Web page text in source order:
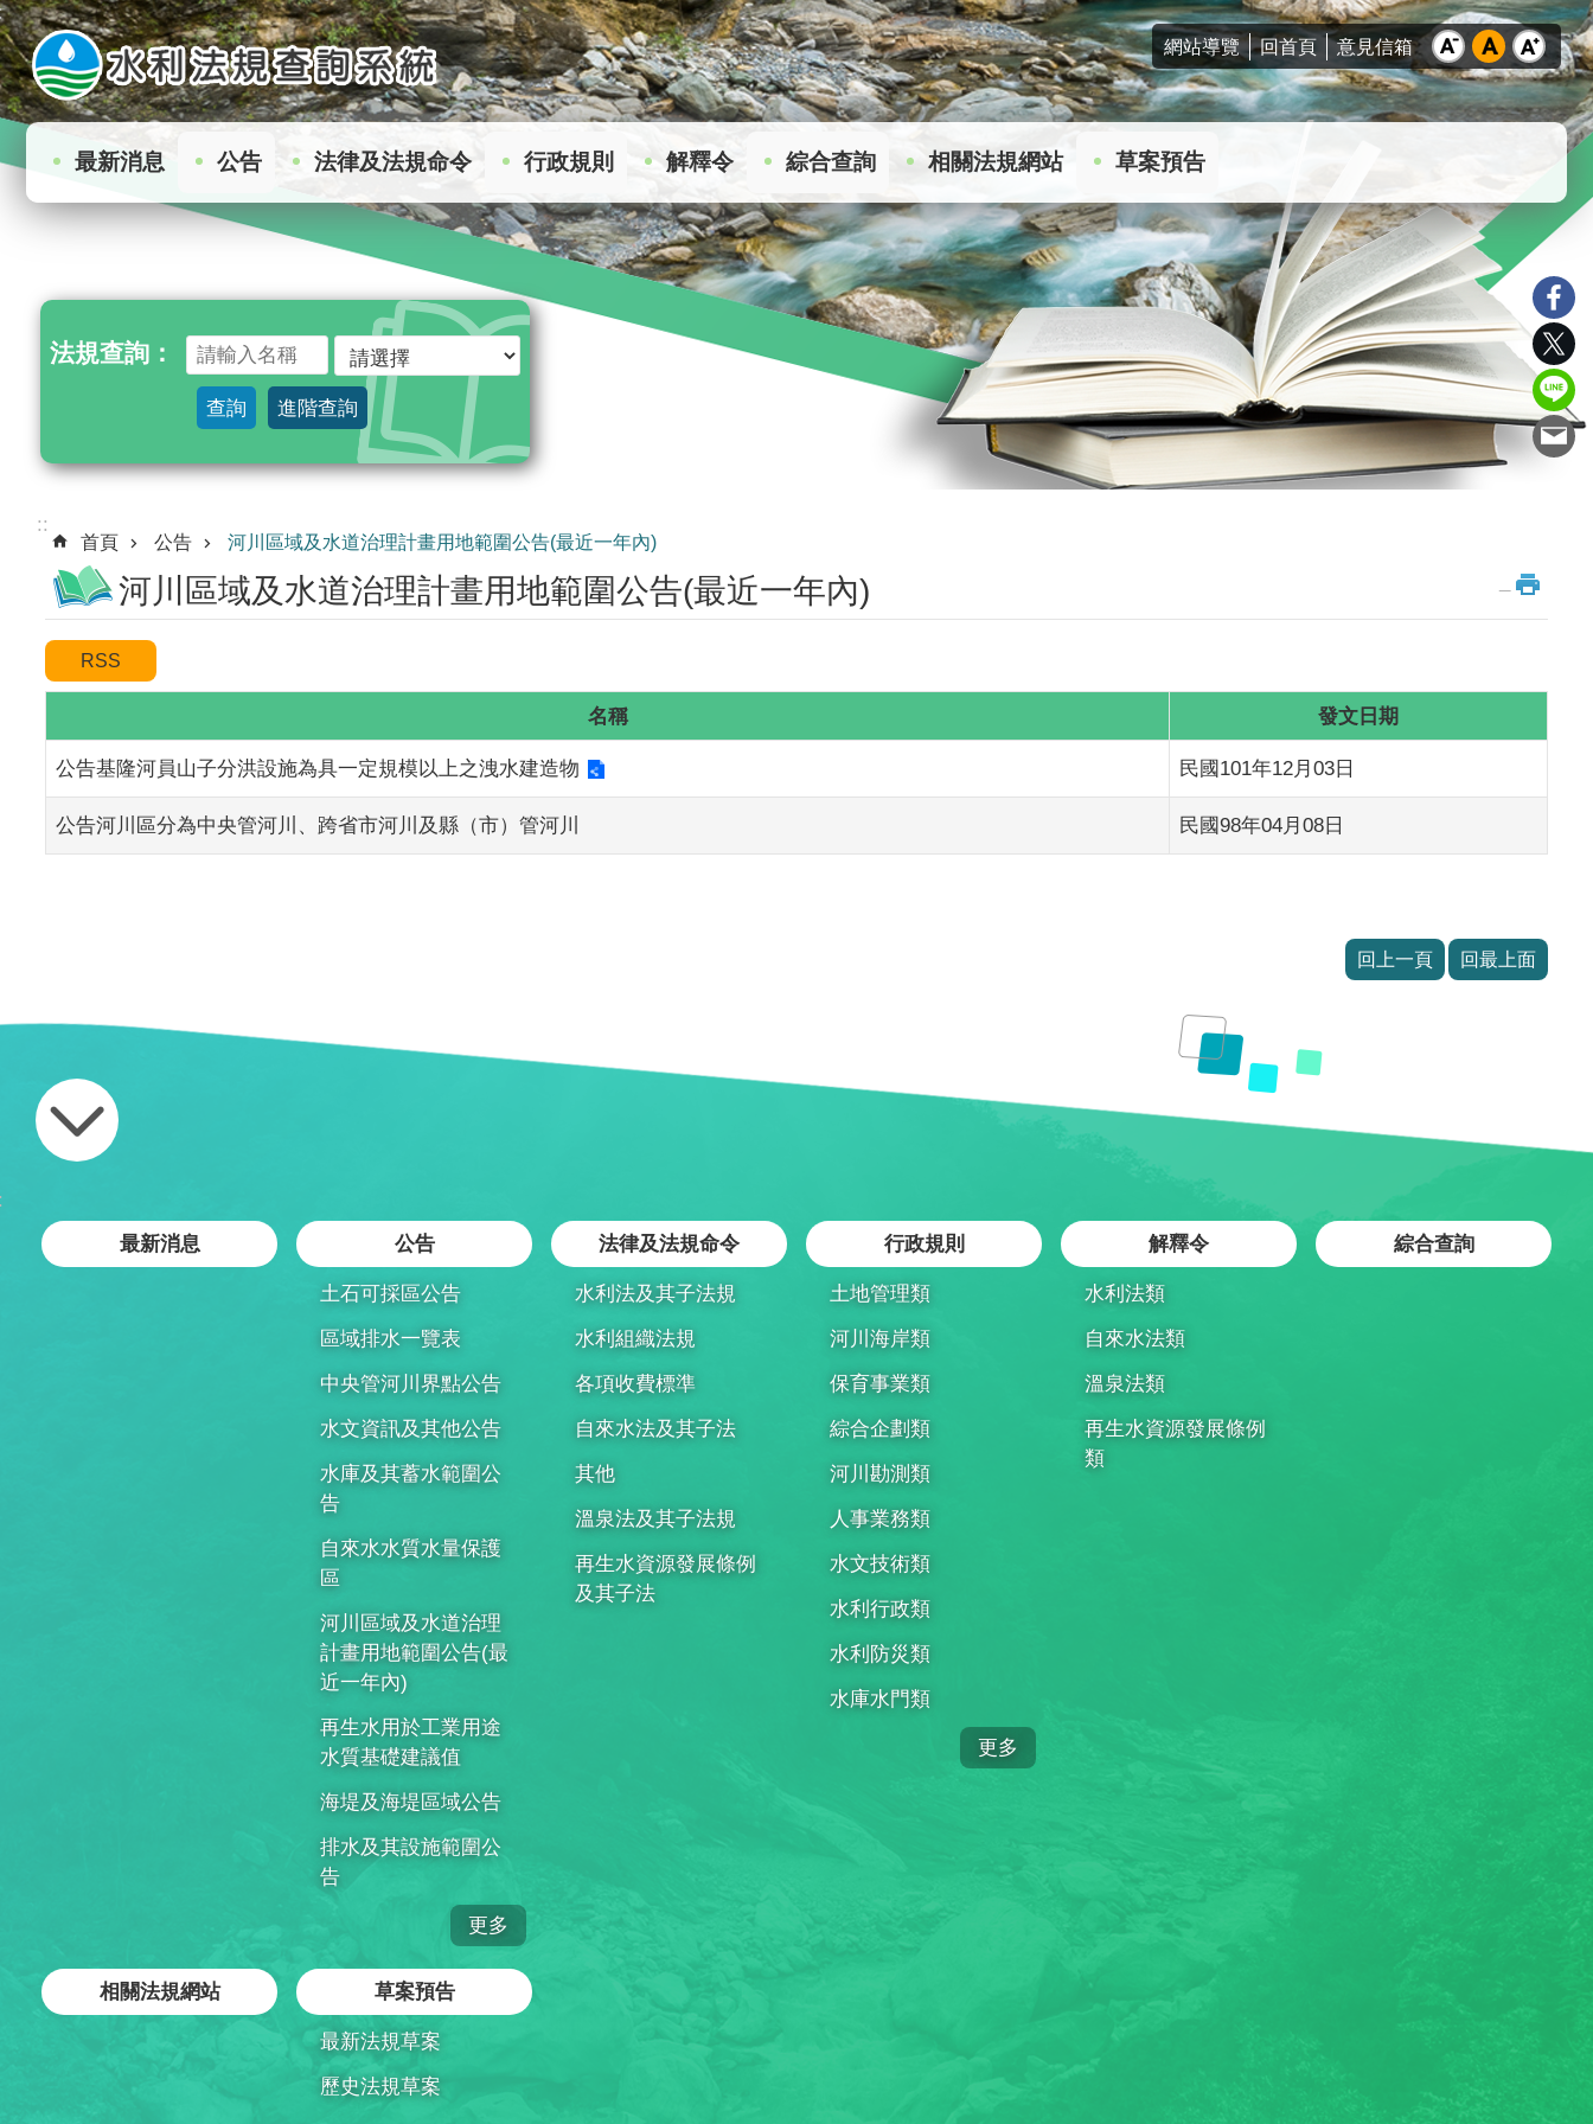
跳到主要內容區塊
網站導覽 回首頁 意見信箱
最新消息 公告 法律及法規命令 行政規則 解釋令 綜合查詢 相關法規網站 草案預告
法規查詢：
查詢 進階查詢
:::
首頁 公告 河川區域及水道治理計畫用地範圍公告(最近一年內)
河川區域及水道治理計畫用地範圍公告(最近一年內)
名稱 發文日期
公告基隆河員山子分洪設施為具一定規模以上之洩水建造物 民國101年12月03日
公告河川區分為中央管河川、跨省市河川及縣（市）管河川 民國98年04月08日
回上一頁 回最上面
最新消息
公告
土石可採區公告
區域排水一覽表
中央管河川界點公告
水文資訊及其他公告
水庫及其蓄水範圍公
告
自來水水質水量保護
區
河川區域及水道治理
計畫用地範圍公告(最
近一年內)
再生水用於工業用途
水質基礎建議值
海堤及海堤區域公告
排水及其設施範圍公
告
更多
法律及法規命令
水利法及其子法規
水利組織法規
各項收費標準
自來水法及其子法
其他
溫泉法及其子法規
再生水資源發展條例
及其子法
行政規則
土地管理類
河川海岸類
保育事業類
綜合企劃類
河川勘測類
人事業務類
水文技術類
水利行政類
水利防災類
水庫水門類
更多
解釋令
水利法類
自來水法類
溫泉法類
再生水資源發展條例
類
綜合查詢
相關法規網站 草案預告
最新法規草案
歷史法規草案